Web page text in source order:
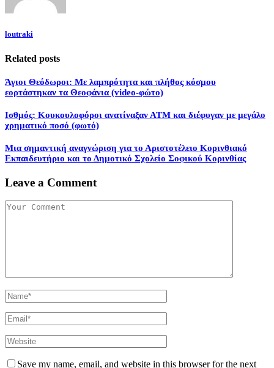
loutraki
Related posts
Άγιοι Θεόδωροι: Με λαμπρότητα και πλήθος κόσμου
εορτάστηκαν τα Θεοφάνια (video-φώτο)
Ισθμός: Κουκουλοφόροι ανατίναξαν ΑΤΜ και διέφυγαν με μεγάλο
χρηματικό ποσό (φωτό)
Μια σημαντική αναγνώριση για το Αριστοτέλειο Κορινθιακό
Εκπαιδευτήριο και το Δημοτικό Σχολείο Σοφικού Κορινθίας
Leave a Comment
Save my name, email, and website in this browser for the next